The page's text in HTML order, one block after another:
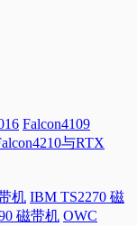
Falcon4109
与RTX
机 IBM TS2270 磁
磁带机 OWC